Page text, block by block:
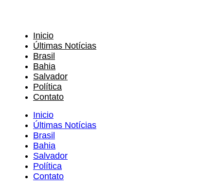
Inicio
Últimas Notícias
Brasil
Bahia
Salvador
Política
Contato
Inicio
Últimas Notícias
Brasil
Bahia
Salvador
Política
Contato